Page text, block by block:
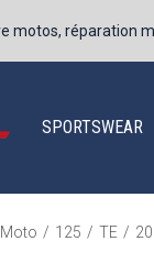
motos, réparation
SPORTSWEAR
/ 125 / TE /